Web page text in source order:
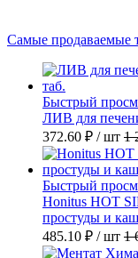
Самые продаваемые
Быстрый
ЛИВ для
372.60 ₽ / шт 1
Быстрый
Honitus HOT
простуды и
485.10 ₽ / шт 1